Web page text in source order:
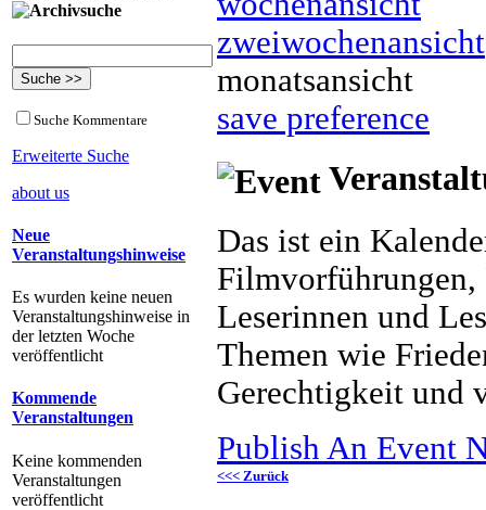
Suche Kommentare
Erweiterte Suche
about us
Neue
Veranstaltungshinweise
Es wurden keine neuen
Veranstaltungshinweise in
der letzten Woche
veröffentlicht
Kommende
Veranstaltungen
Keine kommenden
Veranstaltungen
veröffentlicht
zweiwochenansicht
monatsansicht
save preference
Das ist ein
Filmvorführungen,
Leserinnen und
Themen wie
Gerechtigkeit und
Publish An Event
<<< Zurück